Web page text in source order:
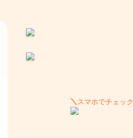
スマホでチェック